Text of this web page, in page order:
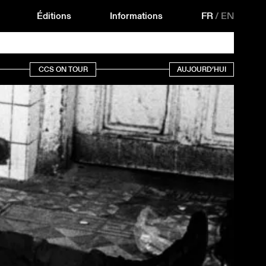
Éditions Informations FR/ EN
CCS ON TOUR AUJOURD’HUI